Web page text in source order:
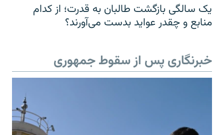
یک سالگی بازگشت طالبان به قدرت؛ از کدام
منابع و چقدر عواید بدست می‌آورند؟
خبرنگاری پس از سقوط جمهوری